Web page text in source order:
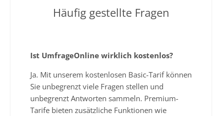
Häufig gestellte Fragen
Ist UmfrageOnline wirklich kostenlos?
Ja. Mit unserem kostenlosen Basic-Tarif können
Sie unbegrenzt viele Fragen stellen und
unbegrenzt Antworten sammeln. Premium-
Tarife bieten zusätzliche Funktionen wie